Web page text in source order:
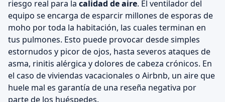
riesgo real para la calidad de aire. El ventilador del
equipo se encarga de esparcir millones de esporas de
moho por toda la habitación, las cuales terminan en
tus pulmones. Esto puede provocar desde simples
estornudos y picor de ojos, hasta severos ataques de
asma, rinitis alérgica y dolores de cabeza crónicos. En
el caso de viviendas vacacionales o Airbnb, un aire que
huele mal es garantía de una reseña negativa por
parte de los huéspedes.